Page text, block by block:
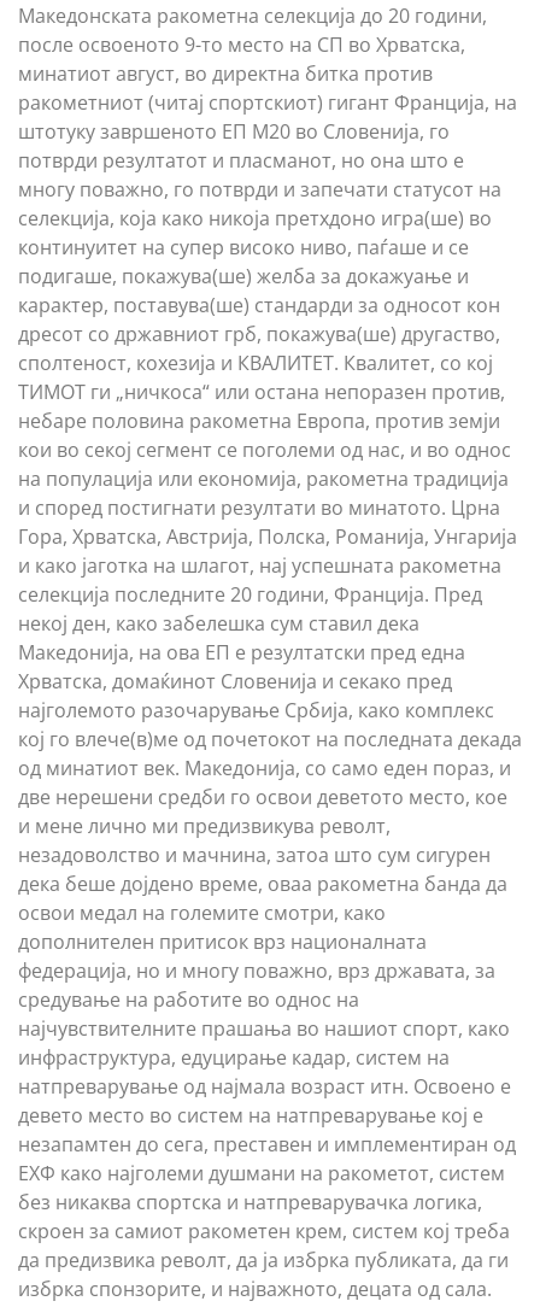
Македонската ракометна селекција до 20 години,
после освоеното 9-то место на СП во Хрватска,
минатиот август, во директна битка против
ракометниот (читај спортскиот) гигант Франција, на
штотуку завршеното ЕП М20 во Словенија, го
потврди резултатот и пласманот, но она што е
многу поважно, го потврди и запечати статусот на
селекција, која како никоја претхдоно игра(ше) во
континуитет на супер високо ниво, паѓаше и се
подигаше, покажува(ше) желба за докажуање и
карактер, поставува(ше) стандарди за односот кон
дресот со државниот грб, покажува(ше) другаство,
сполтеност, кохезија и КВАЛИТЕТ. Квалитет, со кој
ТИМОТ ги „ничкоса“ или остана непоразен против,
небаре половина ракометна Европа, против земји
кои во секој сегмент се поголеми од нас, и во однос
на популација или економија, ракометна традиција
и според постигнати резултати во минатото. Црна
Гора, Хрватска, Австрија, Полска, Романија, Унгарија
и како јаготка на шлагот, нај успешната ракометна
селекција последните 20 години, Франција. Пред
некој ден, како забелешка сум ставил дека
Македонија, на ова ЕП е резултатски пред една
Хрватска, домаќинот Словенија и секако пред
најголемото разочарување Србија, како комплекс
кој го влече(в)ме од почетокот на последната декада
од минатиот век. Македонија, со само еден пораз, и
две нерешени средби го освои деветото место, кое
и мене лично ми предизвикува револт,
незадоволство и мачнина, затоа што сум сигурен
дека беше дојдено време, оваа ракометна банда да
освои медал на големите смотри, како
дополнителен притисок врз националната
федерација, но и многу поважно, врз државата, за
средување на работите во однос на
најчувствителните прашања во нашиот спорт, како
инфраструктура, едуцирање кадар, систем на
натпреварување од најмала возраст итн. Освоено е
девето место во систем на натпреварување кој е
незапамтен до сега, преставен и имплементиран од
ЕХФ како најголеми душмани на ракометот, систем
без никаква спортска и натпреварувачка логика,
скроен за самиот ракометен крем, систем кој треба
да предизвика револт, да ја избрка публиката, да ги
избрка спонзорите, и најважното, децата од сала.